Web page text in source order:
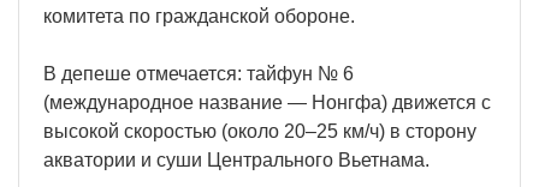
комитета по гражданской обороне.
В депеше отмечается: тайфун № 6
(международное название — Нонгфа) движется с
высокой скоростью (около 20–25 км/ч) в сторону
акватории и суши Центрального Вьетнама.